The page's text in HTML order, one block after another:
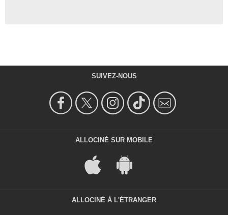
SUIVEZ-NOUS
ALLOCINÉ SUR MOBILE
ALLOCINÉ À L'ÉTRANGER